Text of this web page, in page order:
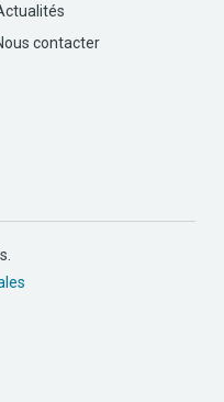
contacter